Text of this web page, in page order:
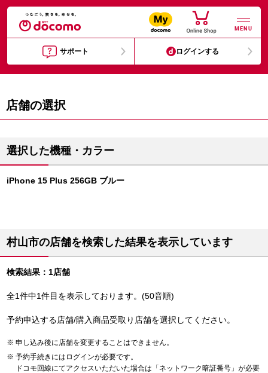
MENU
サポート ログインする
店舗の選択
選択した機種・カラー
iPhone 15 Plus 256GB ブルー
村山市の店舗を検索した結果を表示しています
検索結果：1店舗
全1件中1件目を表示しております。(50音順)
予約申込する店舗/購入商品受取り店舗を選択してください。
申し込み後に店舗を変更することはできません。
予約手続きにはログインが必要です。
ドコモ回線にてアクセスいただいた場合は「ネットワーク暗証番号」が必要